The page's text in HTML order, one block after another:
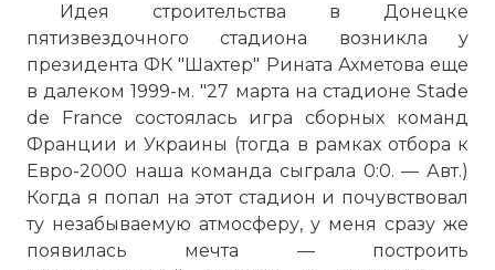
Идея строительства в Донецке
пятизвездочного стадиона возникла у
президента ФК "Шахтер" Рината Ахметова еще
в далеком 1999-м. "27 марта на стадионе Stadе
de France состоялась игра сборных команд
Франции и Украины (тогда в рамках отбора к
Евро-2000 наша команда сыграла 0:0. — Авт.)
Когда я попал на этот стадион и почувствовал
ту незабываемую атмосферу, у меня сразу же
появилась мечта — построить